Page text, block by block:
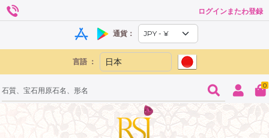
ログインまたわ登録
通貨：
言語 ：
0